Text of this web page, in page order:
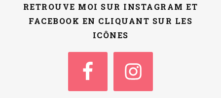
RETROUVE MOI SUR INSTAGRAM ET
FACEBOOK EN CLIQUANT SUR LES
ICÔNES